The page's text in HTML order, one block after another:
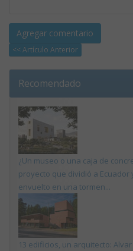
<< Artículo Anterior
Recomendado
¿Un museo o una caja de
proyecto que dividió a Ecuador
envuelto en una tormen...
13 edificios, un arquitecto: